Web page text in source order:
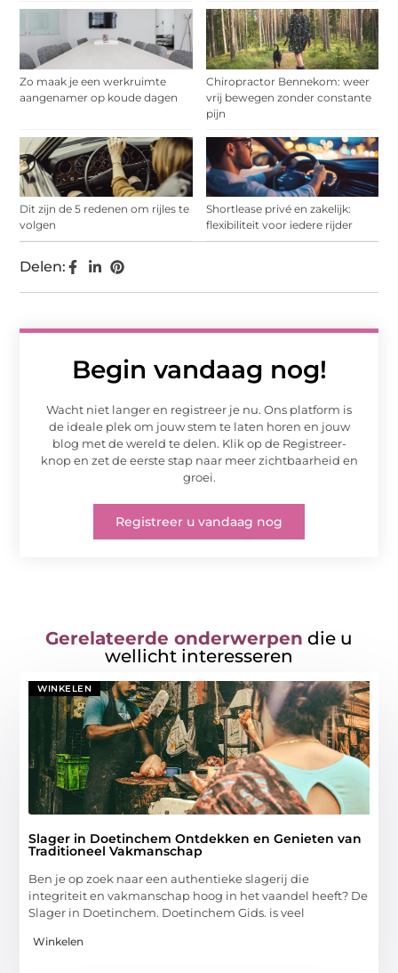
Zo maak je een werkruimte
aangenamer op koude dagen
Chiropractor Bennekom: weer
vrij bewegen zonder constante
pijn
Dit zijn de 5 redenen om rijles te
volgen
Shortlease privé en zakelijk:
flexibiliteit voor iedere rijder
Begin vandaag nog!
Wacht niet langer en registreer je nu. Ons platform is
de ideale plek om jouw stem te laten horen en jouw
blog met de wereld te delen. Klik op de Registreer-
knop en zet de eerste stap naar meer zichtbaarheid en
groei.
Registreer u vandaag nog
Delen:
Gerelateerde onderwerpen die u
wellicht interesseren
WINKELEN
Slager in Doetinchem Ontdekken en Genieten van
Traditioneel Vakmanschap
Ben je op zoek naar een authentieke slagerij die
integriteit en vakmanschap hoog in het vaandel heeft? De
Slager in Doetinchem. Doetinchem Gids. is veel
Winkelen